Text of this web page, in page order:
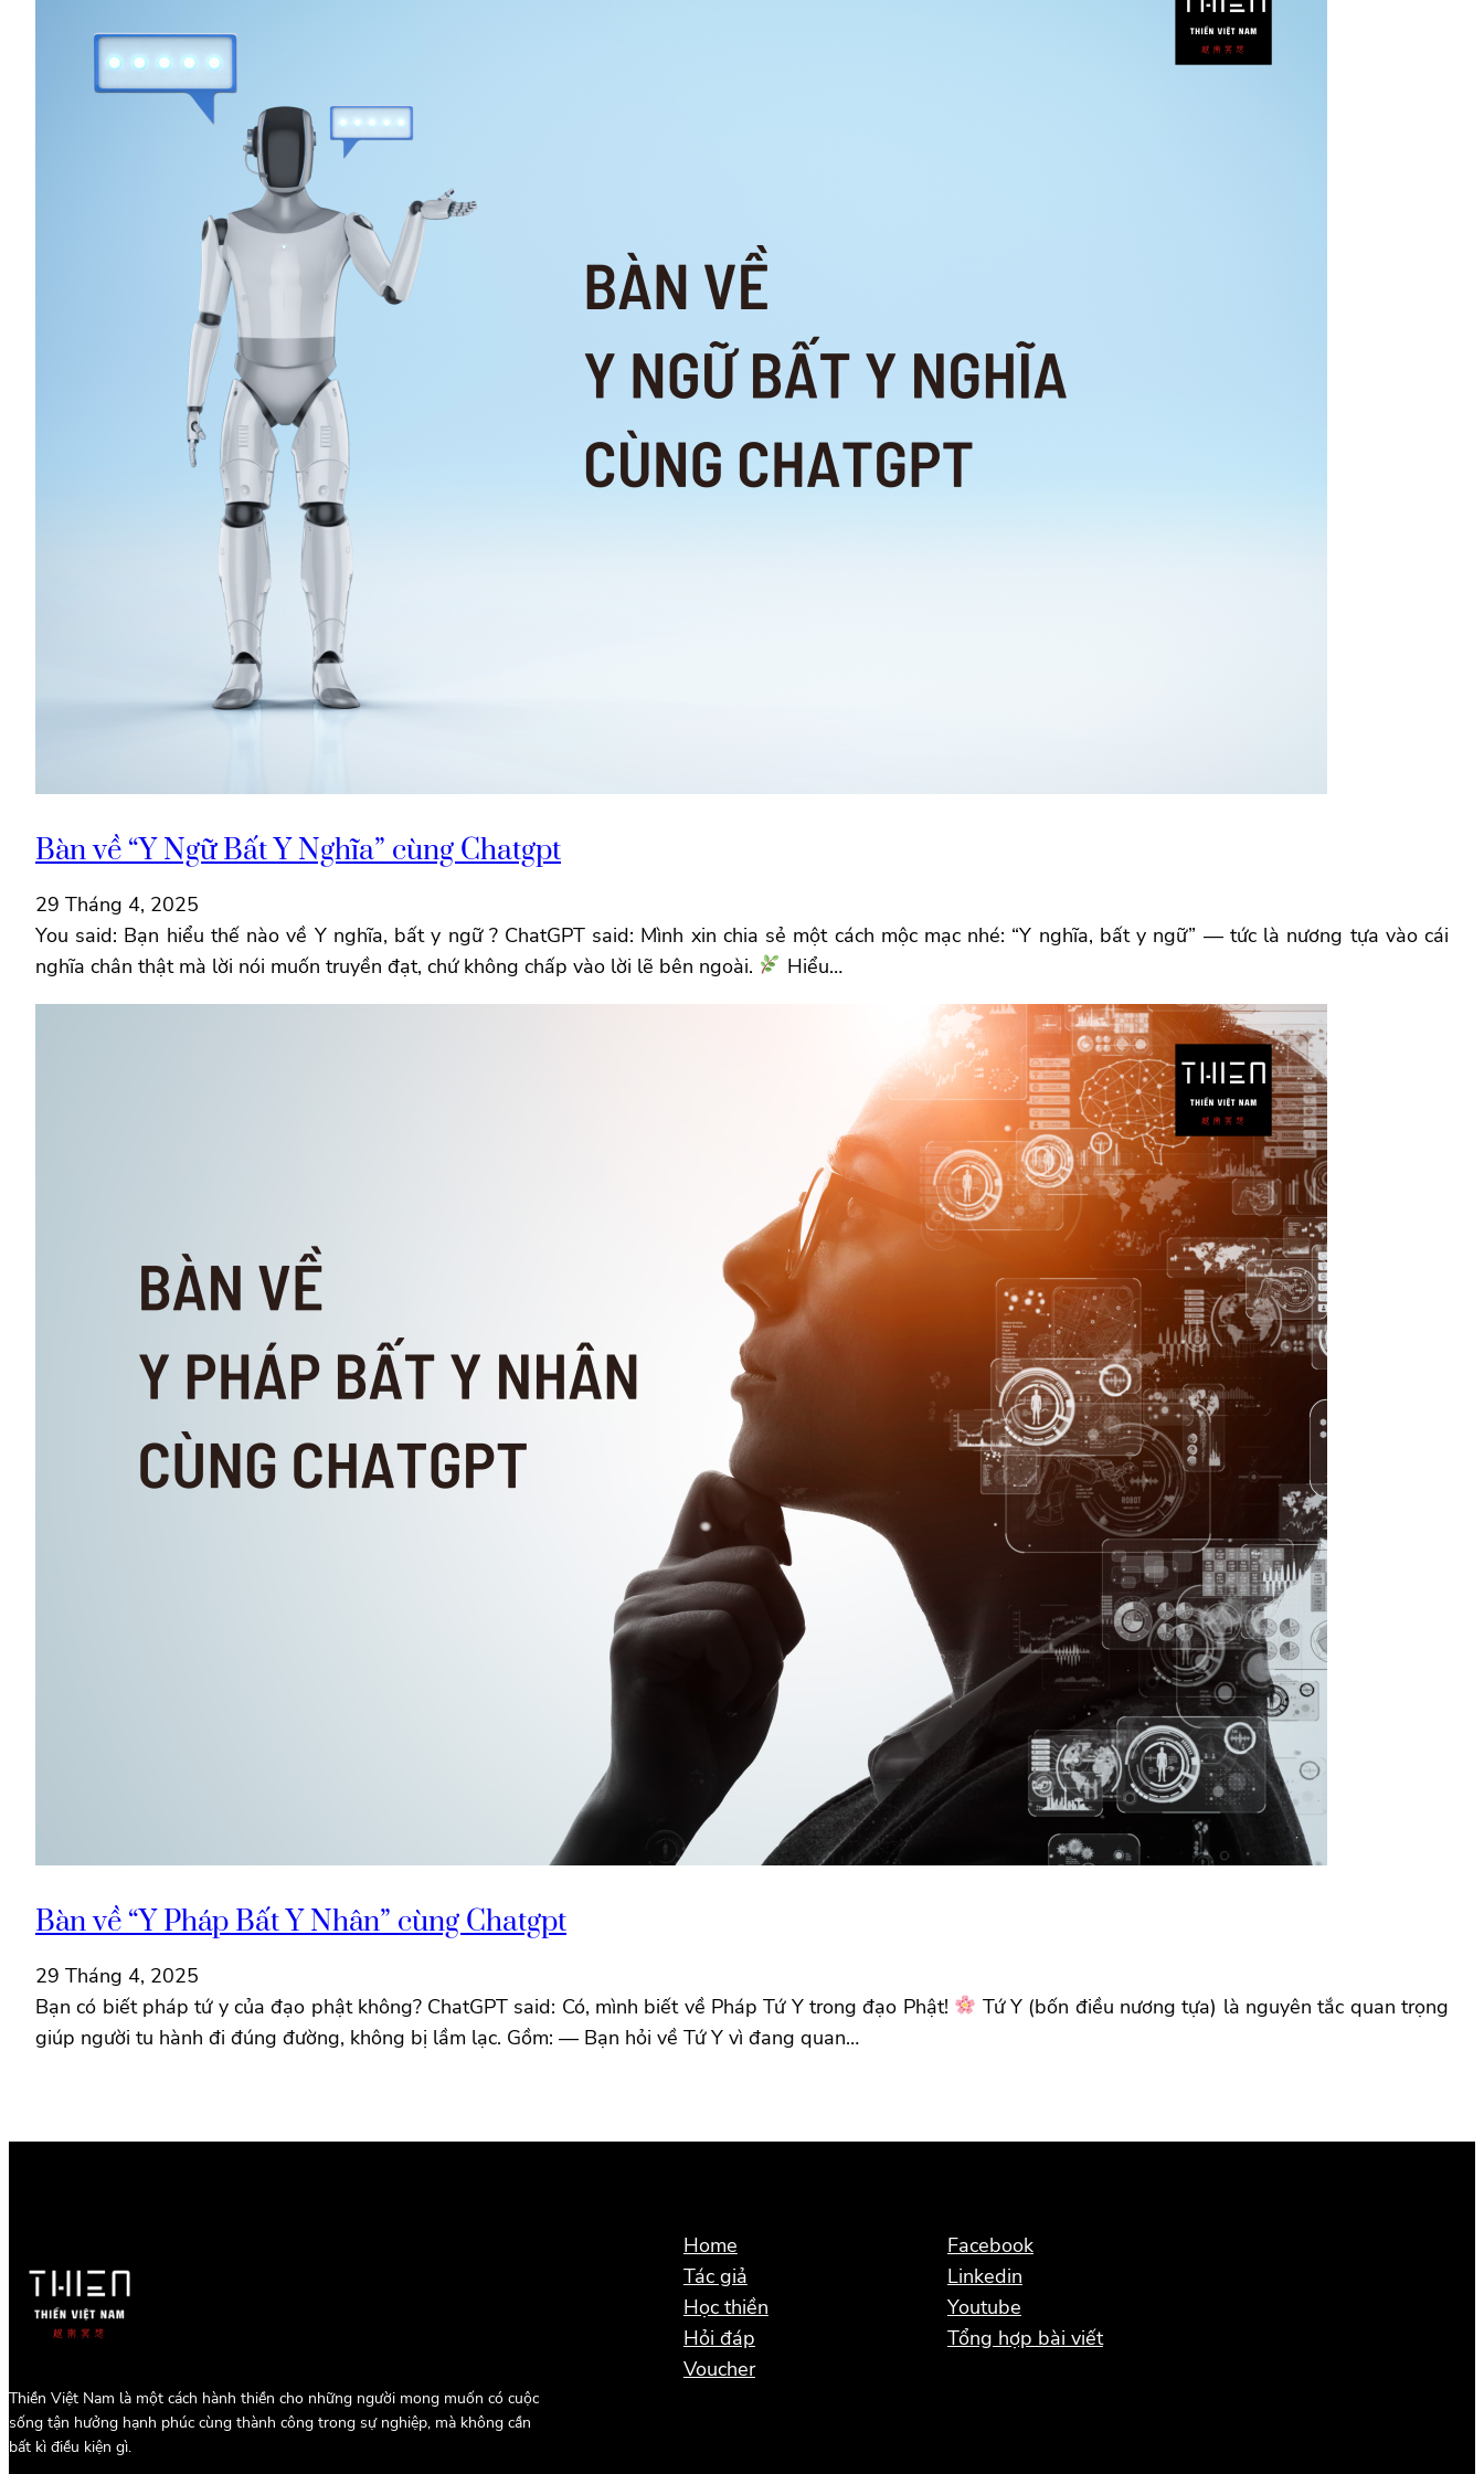
Bàn về “Y Ngữ Bất Y Nghĩa” cùng Chatgpt
29 Tháng 4, 2025
You said: Bạn hiểu thế nào về Y nghĩa, bất y ngữ ? ChatGPT said: Mình xin chia sẻ một cách mộc mạc nhé: “Y nghĩa, bất y ngữ” — tức là nương tựa vào cái
nghĩa chân thật mà lời nói muốn truyền đạt, chứ không chấp vào lời lẽ bên ngoài.
Hiểu…
Bàn về “Y Pháp Bất Y Nhân” cùng Chatgpt
29 Tháng 4, 2025
Bạn có biết pháp tứ y của đạo phật không? ChatGPT said: Có, mình biết về Pháp Tứ Y trong đạo Phật!
Tứ Y (bốn điều nương tựa) là nguyên tắc quan trọng
giúp người tu hành đi đúng đường, không bị lầm lạc. Gồm: — Bạn hỏi về Tứ Y vì đang quan…
Thiền Việt Nam là một cách hành thiền cho những người mong muốn có cuộc
sống tận hưởng hạnh phúc cùng thành công trong sự nghiệp, mà không cần
bất kì điều kiện gì.
Home
Tác giả
Học thiền
Hỏi đáp
Voucher
Facebook
Linkedin
Youtube
Tổng hợp bài viết